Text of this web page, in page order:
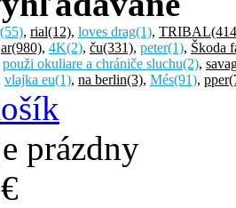
(55), rial(12), loves drag(1), TRIBAL
ar(980), 4K(2), ču(331), peter(1), Škoda
použi okuliare a chrániče sluchu(2),
vlajka eu(1), na berlin(3), Més(91), pper
prázdny